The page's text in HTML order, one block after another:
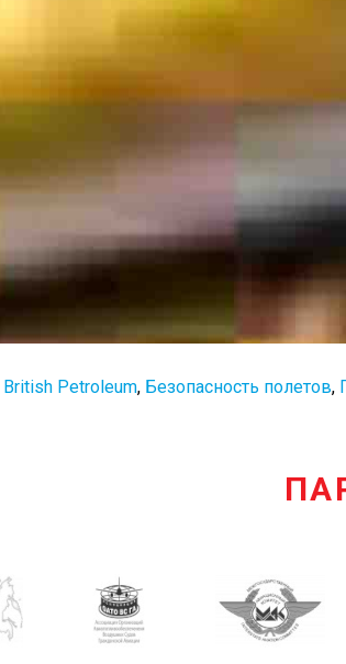
British Petroleum, Безопасность полетов,